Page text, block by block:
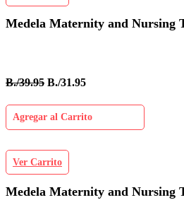
Medela Maternity and Nursing
B./39.95 B./31.95
Agregar al Carrito
Ver Carrito
Medela Maternity and Nursing